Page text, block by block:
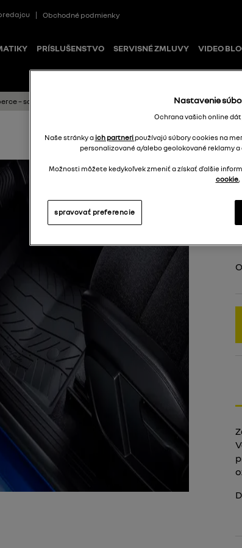
Obchodné podmienky
PRÍSLUŠENSTVO SERVISNÉ ZMLUVY VIDEO
– sada 4 kusov (pre verziu 4×4) Nastavenie
Ochrana vašich online
Naše stránky a ich partneri používajú súbory cookies na
personalizované a/alebo geolokované reklamy
Možnosti môžete kedykoľvek zmeniť a získať ďalšie
cookie.
spravovať preferencie